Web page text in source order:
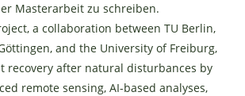
Masterarbeit zu schreiben.
a collaboration between TU Berlin,
and the University of Freiburg,
recovery after natural disturbances by
remote sensing, AI-based analyses,